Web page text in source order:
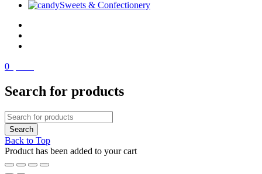
Sweets & Confectionery
0
Search for products
Back to Top
Product has been added to your cart